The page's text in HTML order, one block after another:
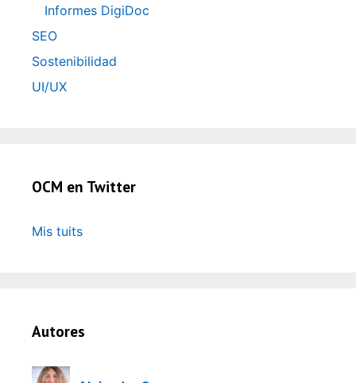
Informes DigiDoc
SEO
Sostenibilidad
UI/UX
OCM en Twitter
Mis tuits
Autores